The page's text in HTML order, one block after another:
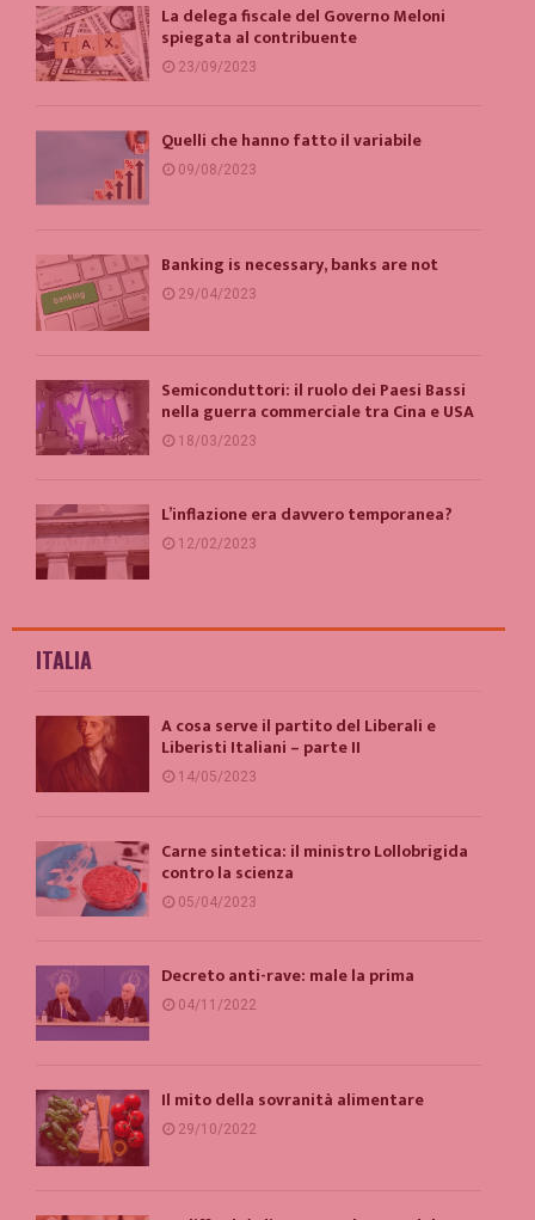
La delega fiscale del Governo Meloni
spiegata al contribuente
23/09/2023
Quelli che hanno fatto il variabile
09/08/2023
Banking is necessary, banks are not
29/04/2023
Semiconduttori: il ruolo dei Paesi Bassi
nella guerra commerciale tra Cina e USA
18/03/2023
L’inflazione era davvero temporanea?
12/02/2023
ITALIA
A cosa serve il partito del Liberali e
Liberisti Italiani – parte II
14/05/2023
Carne sintetica: il ministro Lollobrigida
contro la scienza
05/04/2023
Decreto anti-rave: male la prima
04/11/2022
Il mito della sovranità alimentare
29/10/2022